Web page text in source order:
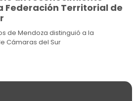
Federación Territorial de
de Mendoza distinguió a la
Cámaras del Sur